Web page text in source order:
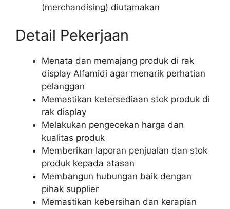
(merchandising) diutamakan
Detail Pekerjaan
Menata dan memajang produk di rak
display Alfamidi agar menarik perhatian
pelanggan
Memastikan ketersediaan stok produk di
rak display
Melakukan pengecekan harga dan
kualitas produk
Memberikan laporan penjualan dan stok
produk kepada atasan
Membangun hubungan baik dengan
pihak supplier
Memastikan kebersihan dan kerapian